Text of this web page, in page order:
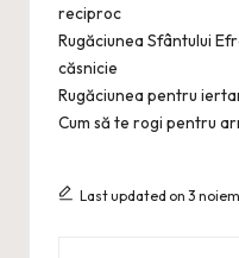
reciproc
Rugăciunea Sfântului
căsnicie
Rugăciunea pentru
Cum să te rogi pentru
Last updated on 3